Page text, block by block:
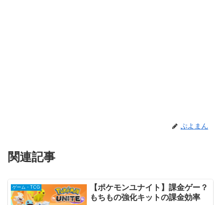
ぷよまん
関連記事
ゲーム・TCG
【ポケモンユナイト】課金ゲー？
もちもの強化キットの課金効率